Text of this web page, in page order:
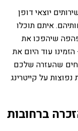
יוצאי דופן
איתם תוכלו
שיהפכו את
עוד היום את
שהעזרה שלכם
על קייטרינג
ברחובות